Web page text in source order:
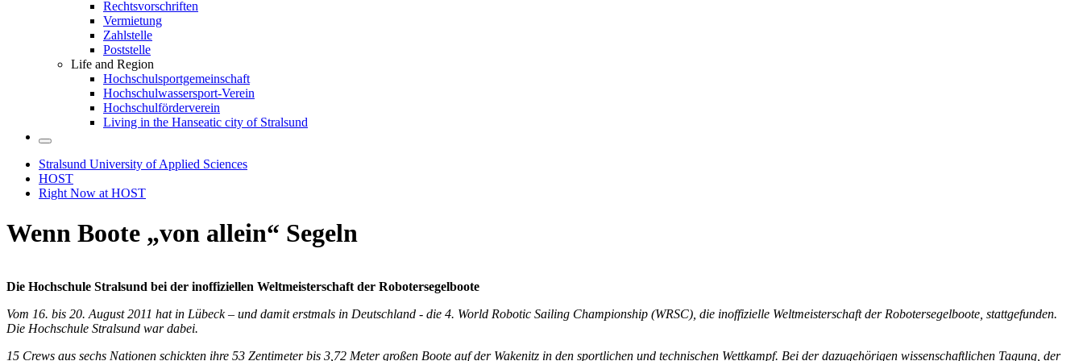
Rechtsvorschriften
Vermietung
Zahlstelle
Poststelle
Life and Region
Hochschulsportgemeinschaft
Hochschulwassersport-Verein
Hochschulförderverein
Living in the Hanseatic city of Stralsund
Stralsund University of Applied Sciences
HOST
Right Now at HOST
Wenn Boote „von allein“ Segeln
Die Hochschule Stralsund bei der inoffiziellen Weltmeisterschaft der Robotersegelboote
Vom 16. bis 20. August 2011 hat in Lübeck – und damit erstmals in Deutschland - die 4. World Robotic Sailing Championship (WRSC), die inoffizielle Weltmeisterschaft der Robotersegelboote, stattgefunden.
Die Hochschule Stralsund war dabei.
15 Crews aus sechs Nationen schickten ihre 53 Zentimeter bis 3,72 Meter großen Boote auf der Wakenitz in den sportlichen und technischen Wettkampf. Bei der dazugehörigen wissenschaftlichen Tagung, der